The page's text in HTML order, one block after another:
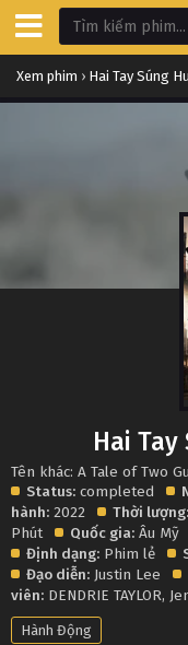
Xem phim › Hai Tay Súng
Hai
Tên khác: A Tale of Two
Status: completed
hành: 2022 Thời lượng:
Phút
Quốc gia: Âu Mỹ
Định dạng: Phim lẻ
Đạo diễn: Justin Lee
viên: DENDRIE TAYLOR,
Hành Động